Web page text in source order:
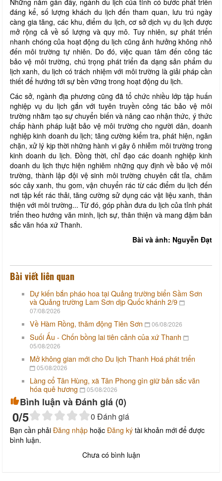
Những năm gần đây, ngành du lịch của tỉnh có bước phát triển
đáng kể, số lượng khách du lịch đến tham quan, lưu trú ngày
càng gia tăng, các khu, điểm du lịch, cơ sở dịch vụ du lịch được
mở rộng cả về số lượng và quy mô. Tuy nhiên, sự phát triển
nhanh chóng của hoạt động du lịch cũng ảnh hưởng không nhỏ
đến môi trường tự nhiên. Do đó, việc quan tâm đến công tác
bảo vệ môi trường, chú trọng phát triển đa dạng sản phẩm du
lịch xanh, du lịch có trách nhiệm với môi trường là giải pháp cần
thiết để hướng tới sự bền vững trong hoạt động du lịch.
Các sở, ngành địa phương cũng đã tổ chức nhiều lớp tập huấn
nghiệp vụ du lịch gắn với tuyên truyền công tác bảo vệ môi
trường nhằm tạo sự chuyển biến và nâng cao nhận thức, ý thức
chấp hành pháp luật bảo vệ môi trường cho người dân, doanh
nghiệp kinh doanh du lịch; tăng cường kiểm tra, phát hiện, ngăn
chặn, xử lý kịp thời những hành vi gây ô nhiễm môi trường trong
kinh doanh du lịch. Đồng thời, chỉ đạo các doanh nghiệp kinh
doanh du lịch thực hiện nghiêm những quy định về bảo vệ môi
trường, thành lập đội vệ sinh môi trường chuyên cắt tỉa, chăm
sóc cây xanh, thu gom, vận chuyển rác từ các điểm du lịch đến
nơi tập kết rác thải, tăng cường sử dụng các vật liệu xanh, thân
thiện với môi trường... Từ đó, góp phần đưa du lịch của tỉnh phát
triển theo hướng văn minh, lịch sự, thân thiện và mang đậm bản
sắc văn hóa xứ Thanh.
Bài và ảnh: Nguyễn Đạt
Bài viết liên quan
Dự kiến bắn pháo hoa tại Quảng trường biển Sầm Sơn
và Quảng trường Lam Sơn dịp Quốc khánh 2/9
07/08/2026
Về Hàm Rồng, thăm động Tiên Sơn 06/08/2026
Suối Ấu - Chốn bồng lai tiên cảnh của xứ Thanh
05/08/2026
Mở không gian mới cho Du lịch Thanh Hoá phát triển
05/08/2026
Làng cổ Tân Hùng, xã Tân Phong gìn giữ bản sắc văn
hóa quê hương
05/08/2026
Bình luận và Đánh giá (0)
0/5 0 Đánh giá
Bạn cần phải Đăng nhập hoặc Đăng ký tài khoản mới để được
bình luận.
Chưa có bình luận